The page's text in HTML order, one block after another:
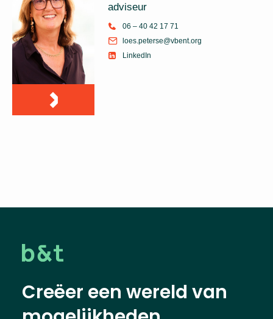
adviseur
06 – 40 42 17 71
loes.peterse@vbent.org
LinkedIn
Creëer een wereld van